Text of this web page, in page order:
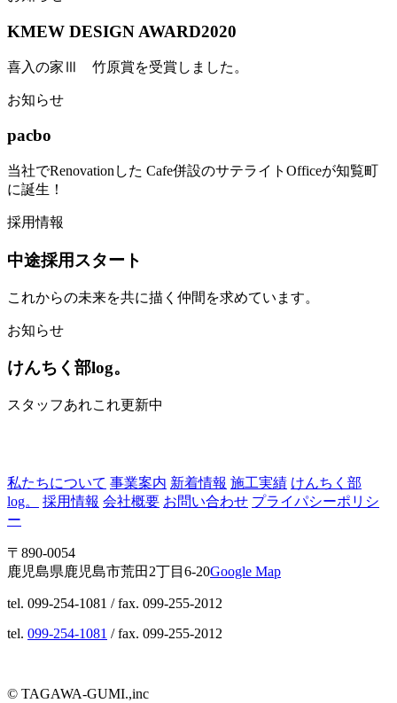
KMEW DESIGN AWARD2020
喜入の家Ⅲ 竹原賞を受賞しました。
お知らせ
pacbo
当社でRenovationした Cafe併設のサテライトOfficeが知覧町
に誕生！
採用情報
中途採用スタート
これからの未来を共に描く仲間を求めています。
お知らせ
けんちく部log。
スタッフあれこれ更新中
私たちについて 事業案内 新着情報 施工実績 けんちく部
log。
採用情報 会社概要 お問い合わせ プライパシーポリシ
ー
〒890-0054
鹿児島県鹿児島市荒田2丁目6-20Google Map
tel. 099-254-1081 / fax. 099-255-2012
tel. 099-254-1081 / fax. 099-255-2012
© TAGAWA-GUMI.,inc